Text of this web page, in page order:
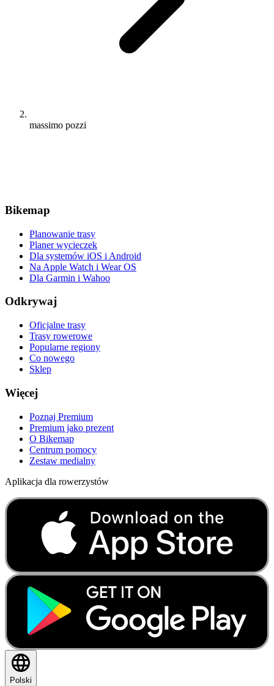
massimo pozzi
Bikemap
Planowanie trasy
Planer wycieczek
Dla systemów iOS i Android
Na Apple Watch i Wear OS
Dla Garmin i Wahoo
Odkrywaj
Oficjalne trasy
Trasy rowerowe
Popularne regiony
Co nowego
Sklep
Więcej
Poznaj Premium
Premium jako prezent
O Bikemap
Centrum pomocy
Zestaw medialny
Aplikacja dla rowerzystów
Polski